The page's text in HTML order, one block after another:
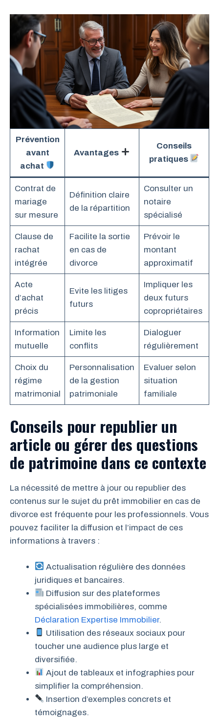
Prévention
avant
achat
Avantages
Conseils
pratiques
Contrat de
mariage
sur mesure
Définition claire
de la répartition
Consulter un
notaire
spécialisé
Clause de
rachat
intégrée
Facilite la sortie
en cas de
divorce
Prévoir le
montant
approximatif
Acte
d’achat
précis
Evite les litiges
futurs
Impliquer les
deux futurs
copropriétaires
Information
mutuelle
Limite les
conflits
Dialoguer
régulièrement
Choix du
régime
matrimonial
Personnalisation
de la gestion
patrimoniale
Evaluer selon
situation
familiale
Conseils pour republier un
article ou gérer des questions
de patrimoine dans ce contexte
La nécessité de mettre à jour ou republier des
contenus sur le sujet du prêt immobilier en cas de
divorce est fréquente pour les professionnels. Vous
pouvez faciliter la diffusion et l’impact de ces
informations à travers :
Actualisation régulière des données
juridiques et bancaires.
Diffusion sur des plateformes
spécialisées immobilières, comme
Déclaration Expertise Immobilier.
Utilisation des réseaux sociaux pour
toucher une audience plus large et
diversifiée.
Ajout de tableaux et infographies pour
simplifier la compréhension.
Insertion d’exemples concrets et
témoignages.